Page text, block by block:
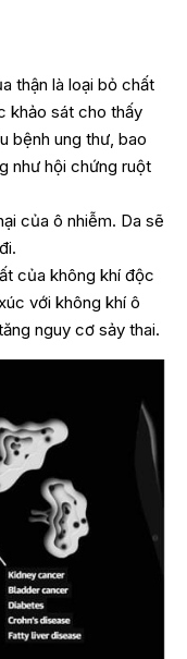
thận là loại bỏ chất
khảo sát cho thấy
bệnh ung thư, bao
như hội chứng ruột
của ô nhiễm. Da sẽ
của không khí độc
với không khí ô
nguy cơ sảy thai.